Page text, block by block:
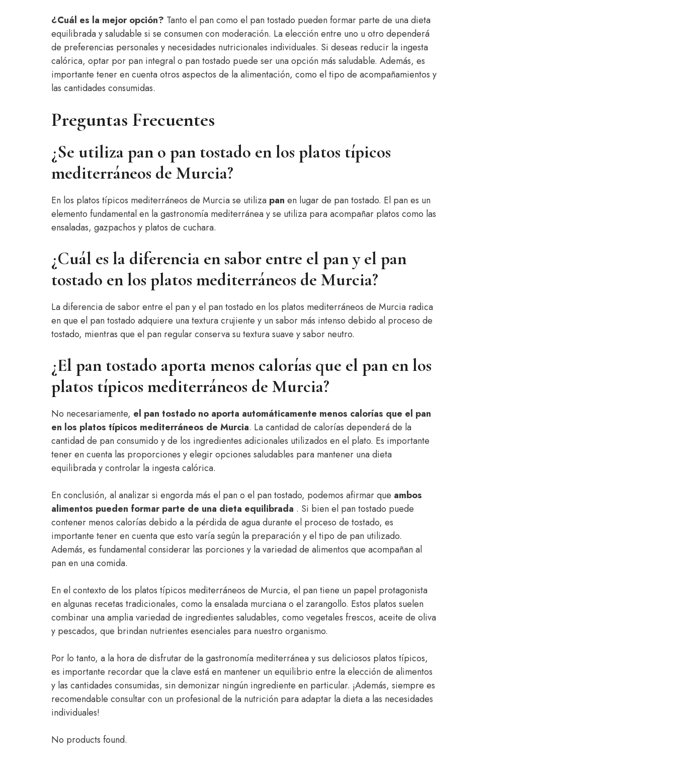
¿Cuál es la mejor opción? Tanto el pan como el pan tostado pueden formar parte de una dieta
equilibrada y saludable si se consumen con moderación. La elección entre uno u otro dependerá
de preferencias personales y necesidades nutricionales individuales. Si deseas reducir la ingesta
calórica, optar por pan integral o pan tostado puede ser una opción más saludable. Además, es
importante tener en cuenta otros aspectos de la alimentación, como el tipo de acompañamientos y
las cantidades consumidas.
Preguntas Frecuentes
¿Se utiliza pan o pan tostado en los platos típicos
mediterráneos de Murcia?
En los platos típicos mediterráneos de Murcia se utiliza pan en lugar de pan tostado. El pan es un
elemento fundamental en la gastronomía mediterránea y se utiliza para acompañar platos como las
ensaladas, gazpachos y platos de cuchara.
¿Cuál es la diferencia en sabor entre el pan y el pan
tostado en los platos mediterráneos de Murcia?
La diferencia de sabor entre el pan y el pan tostado en los platos mediterráneos de Murcia radica
en que el pan tostado adquiere una textura crujiente y un sabor más intenso debido al proceso de
tostado, mientras que el pan regular conserva su textura suave y sabor neutro.
¿El pan tostado aporta menos calorías que el pan en los
platos típicos mediterráneos de Murcia?
No necesariamente, el pan tostado no aporta automáticamente menos calorías que el pan
en los platos típicos mediterráneos de Murcia. La cantidad de calorías dependerá de la
cantidad de pan consumido y de los ingredientes adicionales utilizados en el plato. Es importante
tener en cuenta las proporciones y elegir opciones saludables para mantener una dieta
equilibrada y controlar la ingesta calórica.
En conclusión, al analizar si engorda más el pan o el pan tostado, podemos afirmar que ambos
alimentos pueden formar parte de una dieta equilibrada . Si bien el pan tostado puede
contener menos calorías debido a la pérdida de agua durante el proceso de tostado, es
importante tener en cuenta que esto varía según la preparación y el tipo de pan utilizado.
Además, es fundamental considerar las porciones y la variedad de alimentos que acompañan al
pan en una comida.
En el contexto de los platos típicos mediterráneos de Murcia, el pan tiene un papel protagonista
en algunas recetas tradicionales, como la ensalada murciana o el zarangollo. Estos platos suelen
combinar una amplia variedad de ingredientes saludables, como vegetales frescos, aceite de oliva
y pescados, que brindan nutrientes esenciales para nuestro organismo.
Por lo tanto, a la hora de disfrutar de la gastronomía mediterránea y sus deliciosos platos típicos,
es importante recordar que la clave está en mantener un equilibrio entre la elección de alimentos
y las cantidades consumidas, sin demonizar ningún ingrediente en particular. ¡Además, siempre es
recomendable consultar con un profesional de la nutrición para adaptar la dieta a las necesidades
individuales!
No products found.